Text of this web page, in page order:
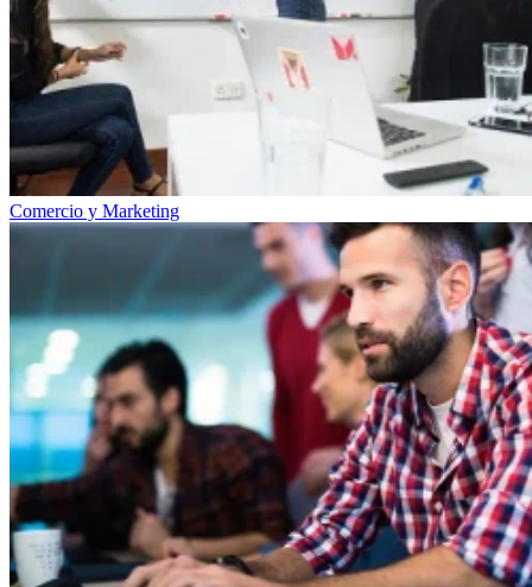
Comercio y Marketing